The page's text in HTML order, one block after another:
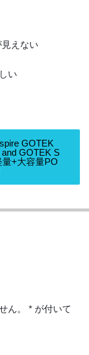
えない
い
GOTEK
and GOTEK S
量+大容量PO
ん。 * が付いて